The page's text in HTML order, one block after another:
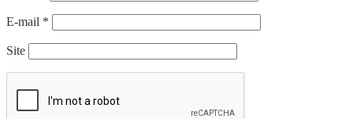
E-mail *
Site